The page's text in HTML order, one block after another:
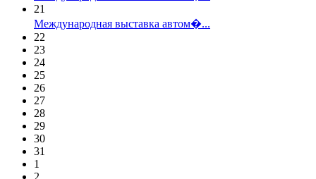
21
Международная выставка автом�...
22
23
24
25
26
27
28
29
30
31
1
2